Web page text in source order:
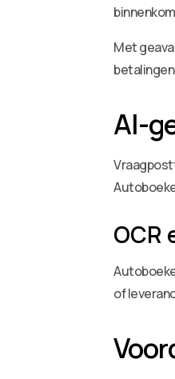
Met
AI-
OCR
of